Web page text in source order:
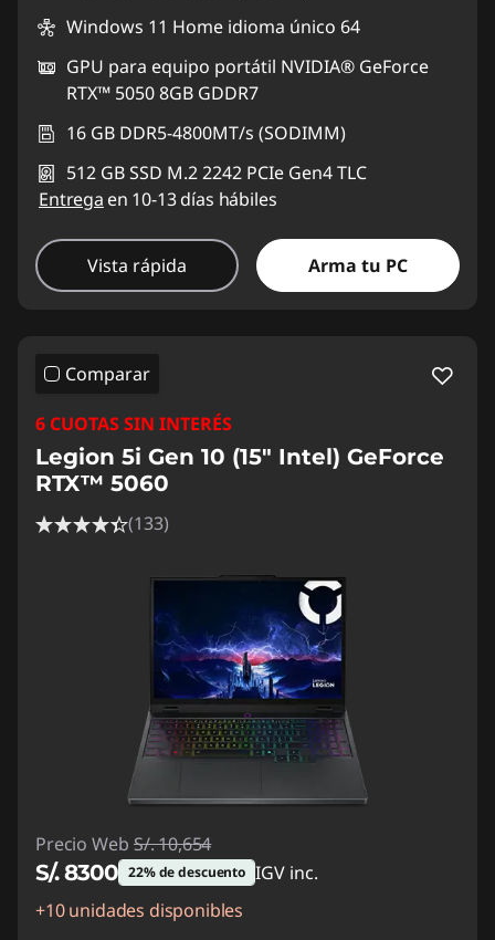
Windows 11 Home idioma único 64
GPU para equipo portátil NVIDIA® GeForce
RTX™ 5050 8GB GDDR7
16 GB DDR5-4800MT/s (SODIMM)
512 GB SSD M.2 2242 PCIe Gen4 TLC
Entrega en 10-13 días hábiles
Vista rápida Arma tu PC
Comparar
6 CUOTAS SIN INTERÉS
Legion 5i Gen 10 (15" Intel) GeForce
RTX™ 5060
(133)
Precio Web S/. 10,654
S/. 8300 22% de descuento IGV inc.
Ahorros instantáneos :
+10 unidades disponibles